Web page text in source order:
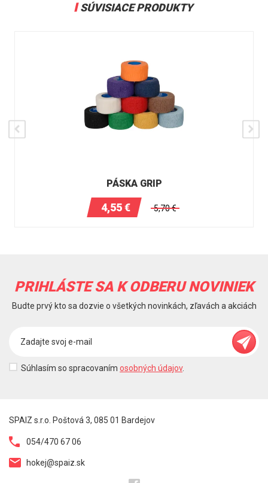
SÚVISIACE PRODUKTY
PÁSKA GRIP
4,55€ 5,70€
PRIHLÁSTE SA K ODBERU NOVINIEK
Budte prvý kto sa dozvie o všetkých novinkách, zľavách a akciách
Súhlasím so spracovaním osobných údajov.
SPAIZ s.r.o. Poštová 3, 085 01 Bardejov
054/470 67 06
hokej@spaiz.sk